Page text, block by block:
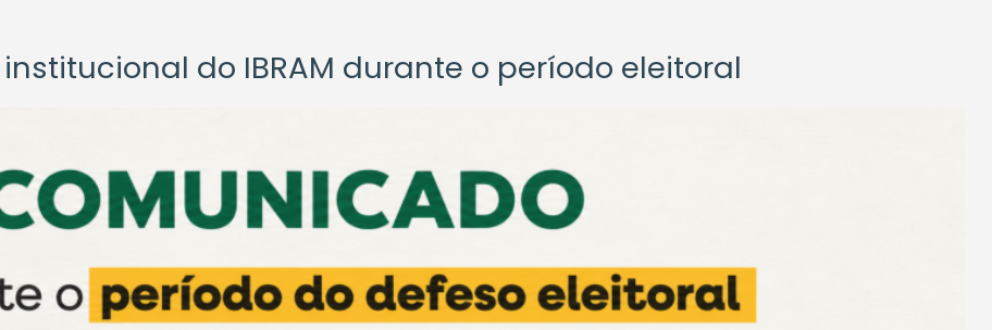
do IBRAM durante o período eleitoral